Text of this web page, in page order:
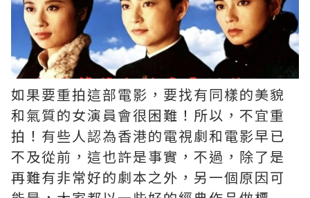
如果要重拍這部電影，要找有同樣的美貌
和氣質的女演員會很困難！所以，不宜重
拍！有些人認為香港的電視劇和電影早已
不及從前，這也許是事實，不過，除了是
再難有非常好的劇本之外，另一個原因可